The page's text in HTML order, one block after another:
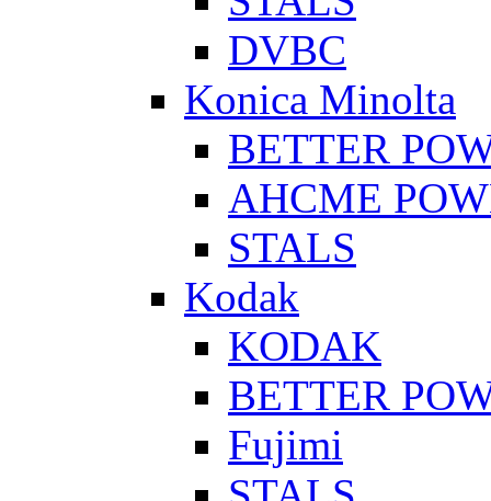
DVBC
Konica Minolta
BETTER
AHCME
STALS
Kodak
KODAK
BETTER
Fujimi